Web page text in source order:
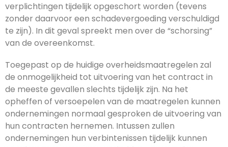
verplichtingen tijdelijk opgeschort worden (tevens
zonder daarvoor een schadevergoeding verschuldigd
te zijn). In dit geval spreekt men over de “schorsing”
van de overeenkomst.
Toegepast op de huidige overheidsmaatregelen zal
de onmogelijkheid tot uitvoering van het contract in
de meeste gevallen slechts tijdelijk zijn. Na het
opheffen of versoepelen van de maatregelen kunnen
ondernemingen normaal gesproken de uitvoering van
hun contracten hernemen. Intussen zullen
ondernemingen hun verbintenissen tijdelijk kunnen